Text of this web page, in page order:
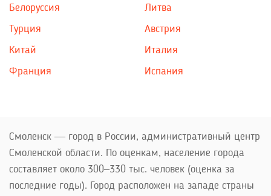
Белоруссия
Турция
Китай
Франция
Литва
Австрия
Италия
Испания
Смоленск — город в России, административный центр
Смоленской области. По оценкам, население города
составляет около 300–330 тыс. человек (оценка за
последние годы). Город расположен на западе страны